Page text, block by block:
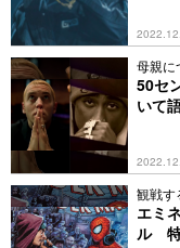
母親に
50セ
いて
観戦す
エミ
ル 特